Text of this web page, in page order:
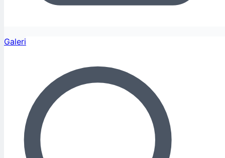
Galeri